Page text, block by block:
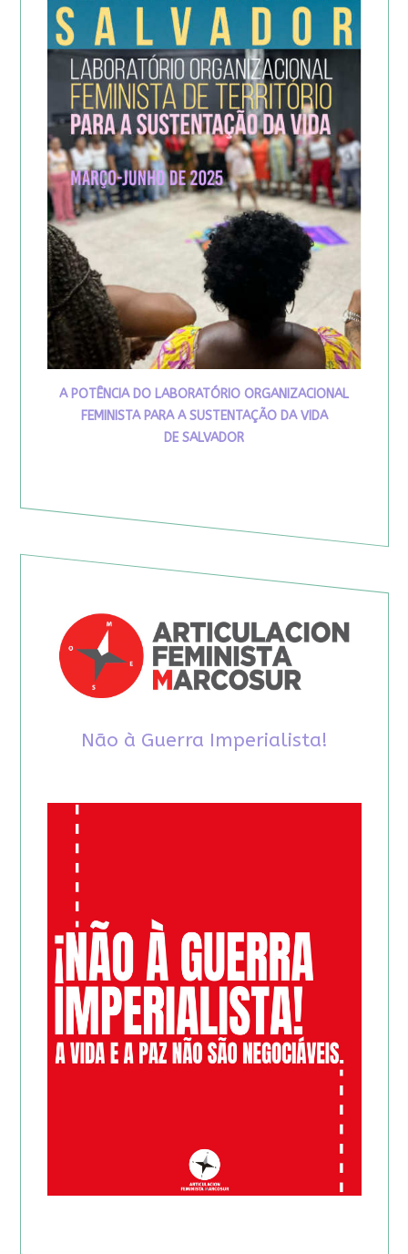
A POTÊNCIA DO LABORATÓRIO ORGANIZACIONAL
FEMINISTA PARA A SUSTENTAÇÃO DA VIDA
DE SALVADOR
Não à Guerra Imperialista!